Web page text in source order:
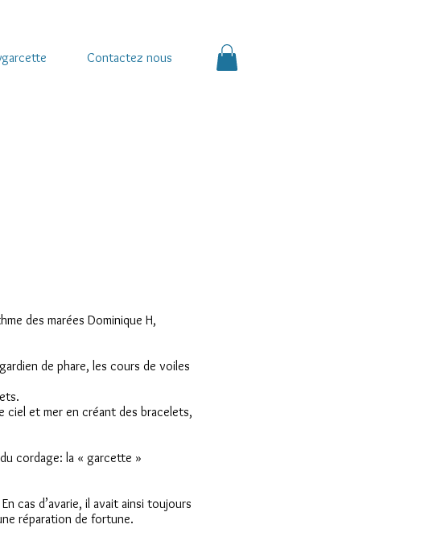
Contactez nous
des marées Dominique H,
de phare, les cours de voiles
ciel et mer en créant des bracelets,
cordage: la « garcette »
cas d’avarie, il avait ainsi toujours
réparation de fortune.